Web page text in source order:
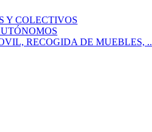
Y COLECTIVOS
RECOGIDA DE MUEBLES, ..